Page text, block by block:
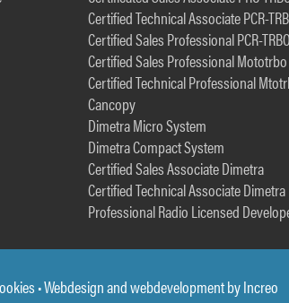
Certified Technical Associate PCR-
Certified Sales Professional PCR-TRBO
Certified Sales Professional Mototrbo
Certified Technical Professional
Cancopy
Dimetra Micro System
Dimetra Compact System
Certified Sales Associate Dimetra
Certified Technical Associate Dimetra
Professional Radio Licensed
• Webdesign and webdevelopment byIncreo